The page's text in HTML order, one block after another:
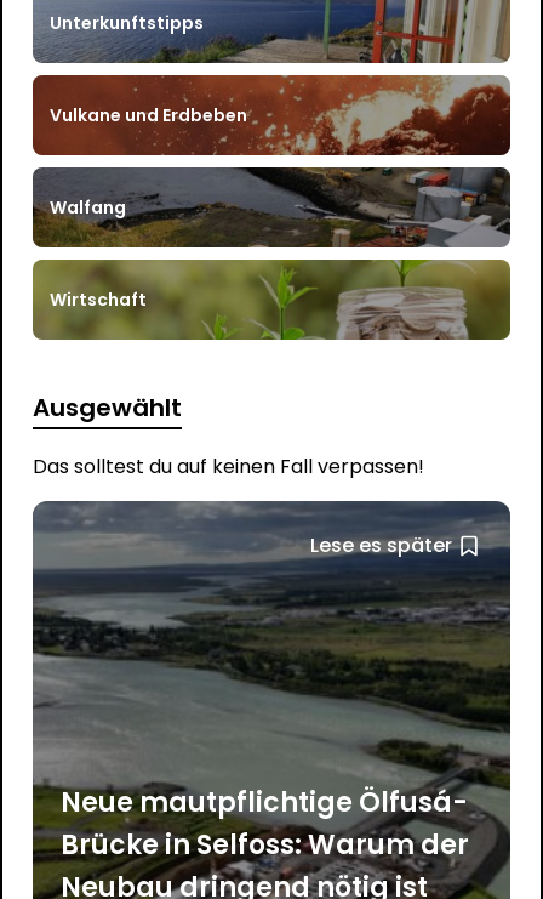
Unterkunftstipps
Vulkane und Erdbeben
Walfang
Wirtschaft
Ausgewählt
Das solltest du auf keinen Fall verpassen!
Lese es später
Neue mautpflichtige Ölfusá-
Brücke in Selfoss: Warum der
Neubau dringend nötig ist